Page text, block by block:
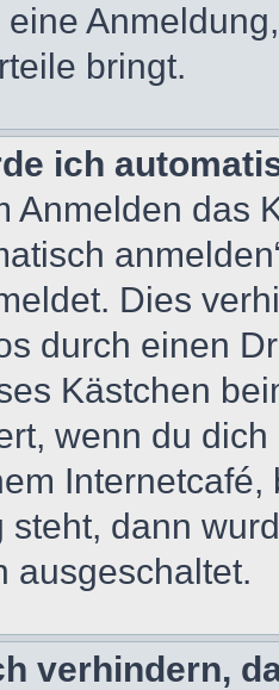
bringt.
ich
Anmelden das
Dies
durch einen
Kästchen
wenn du
steht, dann
ausgeschaltet.
verhindern,